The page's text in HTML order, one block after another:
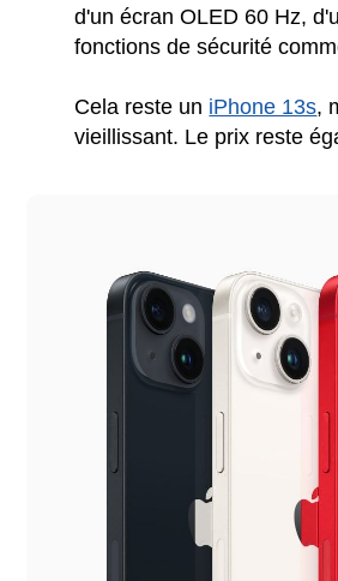
d'un écran OLED 60 Hz,
fonctions de sécurité
Cela reste un iPhone 13s,
vieillissant. Le prix reste